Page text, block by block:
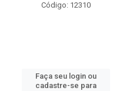
Código: 12310
Faça seu login ou
cadastre-se para